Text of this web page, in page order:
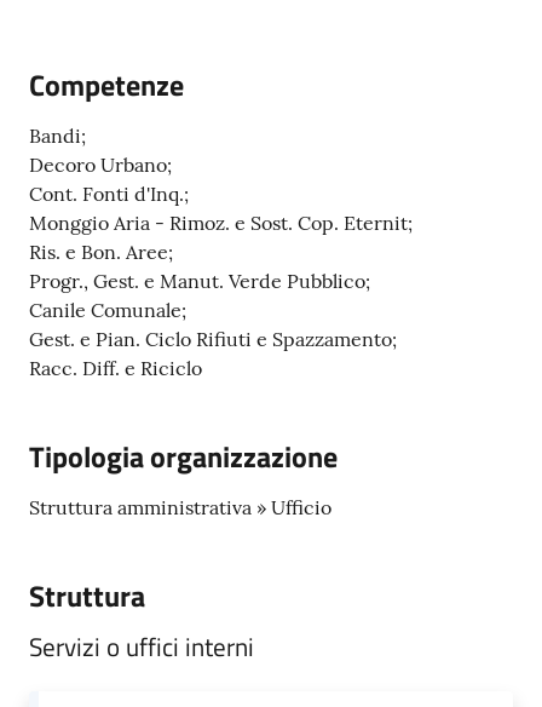
A
l
b
o
p
r
e
t
o
o
argomenti...
Competenze
Bandi;
Decoro Urbano;
Cont. Fonti d'Inq.;
Monggio Aria - Rimoz. e Sost. Cop. Eternit;
Ris. e Bon. Aree;
Progr., Gest. e Manut. Verde Pubblico;
Canile Comunale;
Gest. e Pian. Ciclo Rifiuti e Spazzamento;
Racc. Diff. e Riciclo
Tipologia organizzazione
Struttura amministrativa » Ufficio
Struttura
Servizi o uffici interni